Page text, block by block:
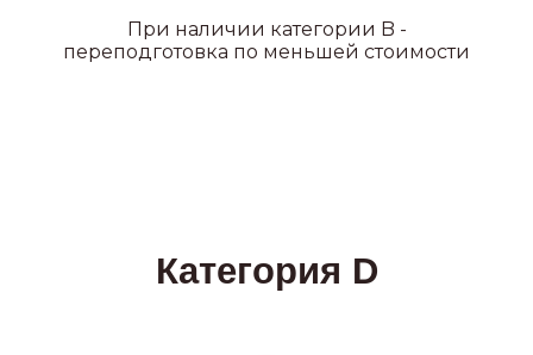
При наличии категории B -
переподготовка по меньшей стоимости